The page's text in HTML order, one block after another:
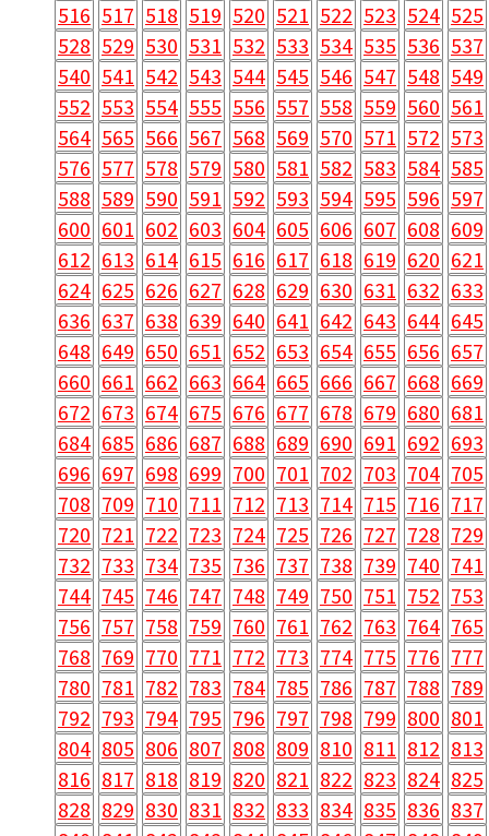
516 517 518 519 520 521 522 523 524 525
528 529 530 531 532 533 534 535 536 537
540 541 542 543 544 545 546 547 548 549
552 553 554 555 556 557 558 559 560 561
564 565 566 567 568 569 570 571 572 573
576 577 578 579 580 581 582 583 584 585
588 589 590 591 592 593 594 595 596 597
600 601 602 603 604 605 606 607 608 609
612 613 614 615 616 617 618 619 620 621
624 625 626 627 628 629 630 631 632 633
636 637 638 639 640 641 642 643 644 645
648 649 650 651 652 653 654 655 656 657
660 661 662 663 664 665 666 667 668 669
672 673 674 675 676 677 678 679 680 681
684 685 686 687 688 689 690 691 692 693
696 697 698 699 700 701 702 703 704 705
708 709 710 711 712 713 714 715 716 717
720 721 722 723 724 725 726 727 728 729
732 733 734 735 736 737 738 739 740 741
744 745 746 747 748 749 750 751 752 753
756 757 758 759 760 761 762 763 764 765
768 769 770 771 772 773 774 775 776 777
780 781 782 783 784 785 786 787 788 789
792 793 794 795 796 797 798 799 800 801
804 805 806 807 808 809 810 811 812 813
816 817 818 819 820 821 822 823 824 825
828 829 830 831 832 833 834 835 836 837